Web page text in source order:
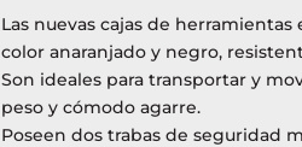
Las nuevas cajas de
color anaranjado y negro,
Son ideales para transportar y
peso y cómodo agarre.
Poseen dos trabas de seguridad